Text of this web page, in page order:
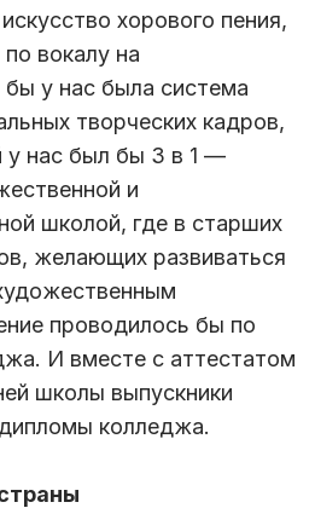
хорового пения,
вокалу на
бы у нас была система
творческих кадров,
у нас был бы 3 в 1 —
и
школой, где в старших
желающих развиваться
проводилось бы по
И вместе с аттестатом
школы выпускники
колледжа.